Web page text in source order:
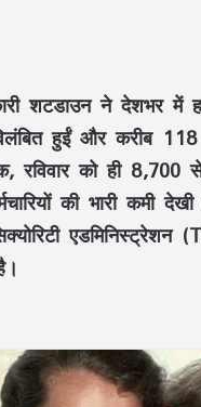
शटडाउन ने देशभर में
हुईं और करीब 118
रविवार को ही
की भारी कमी